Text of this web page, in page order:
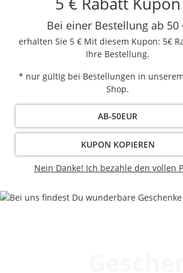
Bei einer Bestellung ab 50
erhalten Sie 5 € Mit diesem Kupon: 5€
Ihre Bestellung.
* nur gültig bei Bestellungen in
Shop.
AB-50EUR
KUPON KOPIEREN
Nein Danke! Ich bezahle den vollen